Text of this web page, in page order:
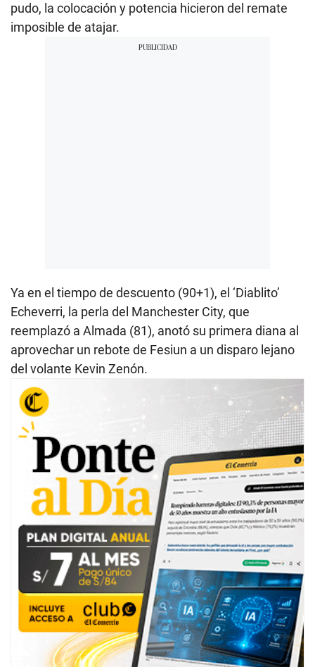
pudo, la colocación y potencia hicieron del remate
imposible de atajar.
Ya en el tiempo de descuento (90+1), el ‘Diablito’
Echeverri, la perla del Manchester City, que
reemplazó a Almada (81), anotó su primera diana al
aprovechar un rebote de Fesiun a un disparo lejano
del volante Kevin Zenón.